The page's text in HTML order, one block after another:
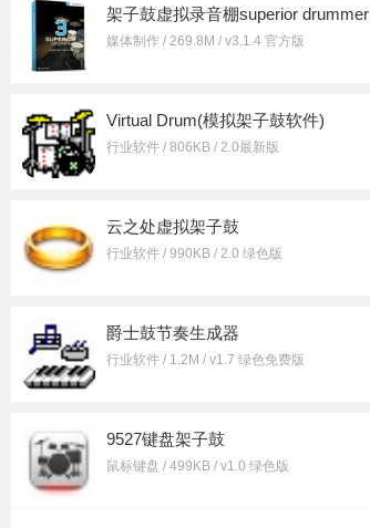
架子鼓虚拟录音棚superior drummer
媒体制作 / 269.8M / v3.1.4 官方版
Virtual Drum(模拟架子鼓软件)
行业软件 / 806KB / 2.0最新版
云之处虚拟架子鼓
行业软件 / 990KB / 2.0 绿色版
爵士鼓节奏生成器
行业软件 / 1.2M / v1.7 绿色免费版
9527键盘架子鼓
鼠标键盘 / 499KB / v1.0 绿色版